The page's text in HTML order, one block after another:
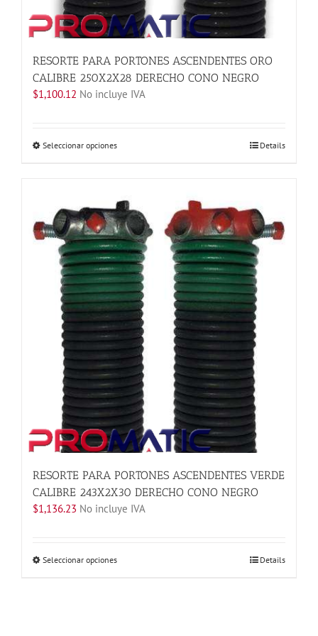
RESORTE PARA PORTONES ASCENDENTES ORO
CALIBRE 250X2X28 DERECHO CONO NEGRO
$1,100.12 No incluye IVA
Seleccionar opcionesEste
variantes.
Las
opciones
se
pueden
elegir
en
la
página
de
producto
Details
RESORTE PARA PORTONES ASCENDENTES VERDE
CALIBRE 243X2X30 DERECHO CONO NEGRO
$1,136.23 No incluye IVA
Seleccionar opcionesEste
Details